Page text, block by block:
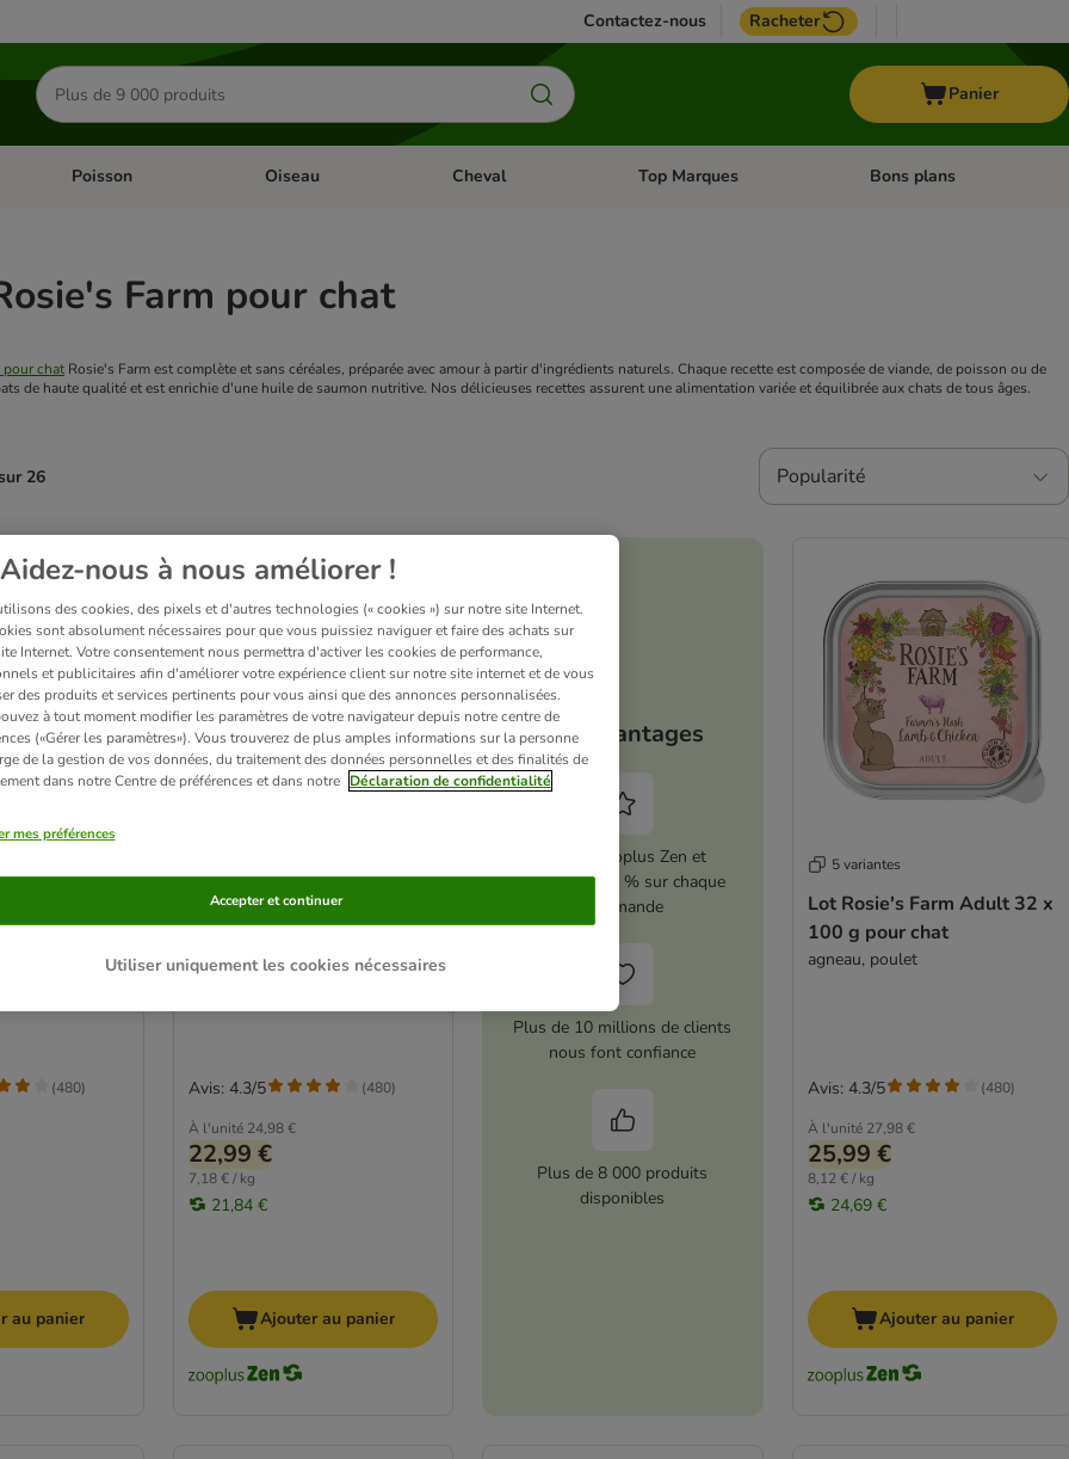
Contactez-nous Racheter
Rechercher
des
produits
Panier
Dérouler les catégories: Rongeur & Co
Poisson Dérouler les catégories: Poisson
Oiseau Dérouler les catégories: Oiseau
Cheval Dérouler les catégories: Cheval
Top Marques Dérouler les catégories: Top
Bons plans
Farm pour chat
chat Rosie's Farm est complète et sans céréales, préparée avec amour à partir d'ingrédients naturels. Chaque recette est composée de viande, de poisson ou de
de haute qualité et est enrichie d'une huile de saumon nutritive. Nos délicieuses recettes assurent une alimentation variée et équilibrée aux chats de tous âges.
26 Popularité
been changed
Adult 32 x
(480)
au panier
Lot Rosie's Farm Adult 32 x
100 g pour chat
poulet
À l'unité 24,98 €
22,99 €
7,18 € / kg
21,84 €
Avis: 4.3/5 (480)
Ajouter au panier
Vos avantages
Activez zooplus Zen et
économisez 5 % sur chaque
commande
Plus de 10 millions de clients
nous font confiance
Plus de 8 000 produits
disponibles
5 variantes
Lot Rosie's Farm Adult 32 x
100 g pour chat
agneau, poulet
À l'unité 27,98 €
25,99 €
8,12 € / kg
24,69 €
Avis: 4.3/5 (480)
Ajouter au panier
Aidez-nous à nous améliorer !
des cookies, des pixels et d'autres technologies (« cookies ») sur notre site Internet.
sont absolument nécessaires pour que vous puissiez naviguer et faire des achats sur
Internet. Votre consentement nous permettra d'activer les cookies de performance,
et publicitaires afin d'améliorer votre expérience client sur notre site internet et de vous
des produits et services pertinents pour vous ainsi que des annonces personnalisées.
à tout moment modifier les paramètres de votre navigateur depuis notre centre de
(«Gérer les paramètres»). Vous trouverez de plus amples informations sur la personne
de la gestion de vos données, du traitement des données personnelles et des finalités de
dans notre Centre de préférences et dans notre Déclaration de confidentialité
mes préférences
Utiliser uniquement les cookies nécessaires
Accepter et continuer